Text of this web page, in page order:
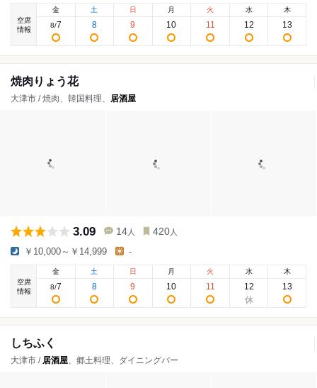
空席
情報
金
8/7
土
8
日
9
月
10
火
11
水
12
木
13
焼肉りょう花
大津市 / 焼肉、韓国料理、 居酒屋
3.09 14 人 420 人
￥10,000～￥14,999 -
空席
情報
金
8/7
土
8
日
9
月
10
火
11
水
12
木
13
しちふく
大津市 / 居酒屋、郷土料理、ダイニングバー